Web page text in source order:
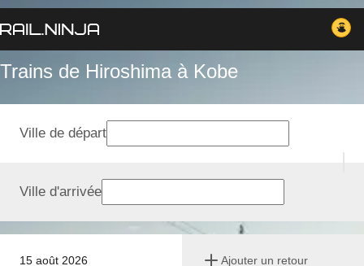
Trains de Hiroshima à Kobe
15 août 2026 Ajouter un retour
Ville de départ
Ville d'arrivée